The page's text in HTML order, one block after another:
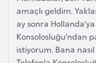
amaçlı geldim.
ay sonra
Konsolosluğu’ndan
istiyorum. Bana
n
a
H